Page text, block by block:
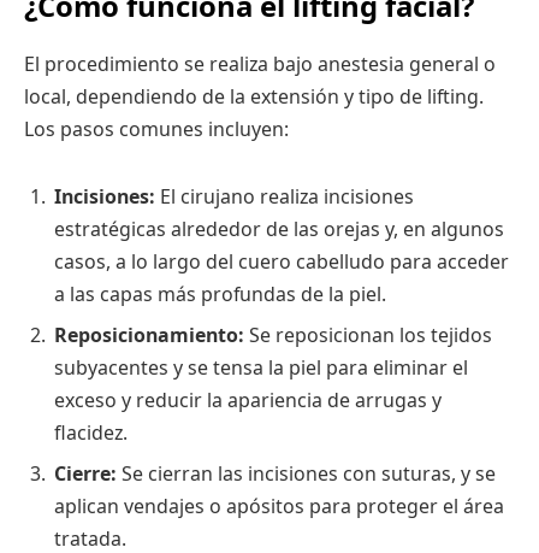
El procedimiento se realiza bajo anestesia general o
local, dependiendo de la extensión y tipo de lifting.
Los pasos comunes incluyen:
Incisiones: El cirujano realiza incisiones
estratégicas alrededor de las orejas y, en algunos
casos, a lo largo del cuero cabelludo para acceder
a las capas más profundas de la piel.
Reposicionamiento: Se reposicionan los tejidos
subyacentes y se tensa la piel para eliminar el
exceso y reducir la apariencia de arrugas y
flacidez.
Cierre: Se cierran las incisiones con suturas, y se
aplican vendajes o apósitos para proteger el área
tratada.